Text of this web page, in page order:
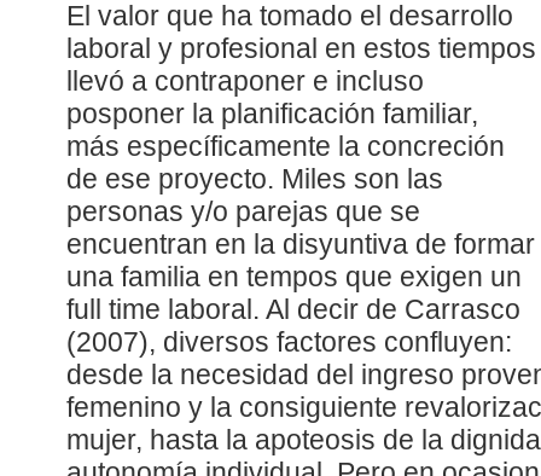
El valor que ha tomado el desarrollo
laboral y profesional en estos tiempos
llevó a contraponer e incluso
posponer la planificación familiar,
más específicamente la concreción
de ese proyecto. Miles son las
personas y/o parejas que se
encuentran en la disyuntiva de formar
una familia en tempos que exigen un
full time laboral. Al decir de Carrasco
(2007), diversos factores confluyen:
desde la necesidad del ingreso
femenino y la consiguiente
mujer, hasta la apoteosis de la